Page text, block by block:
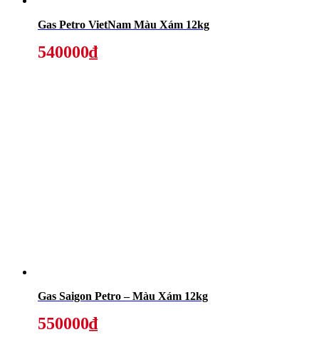
Gas Petro VietNam Màu Xám 12kg
540000₫
Gas Saigon Petro – Màu Xám 12kg
550000₫